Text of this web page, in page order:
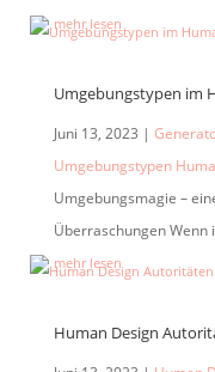
mehr lesen
Umgebungstypen im
Juni 13, 2023 |
Umgebungstypen
Umgebungsmagie –
Überraschungen Wenn
mehr lesen
Human Design